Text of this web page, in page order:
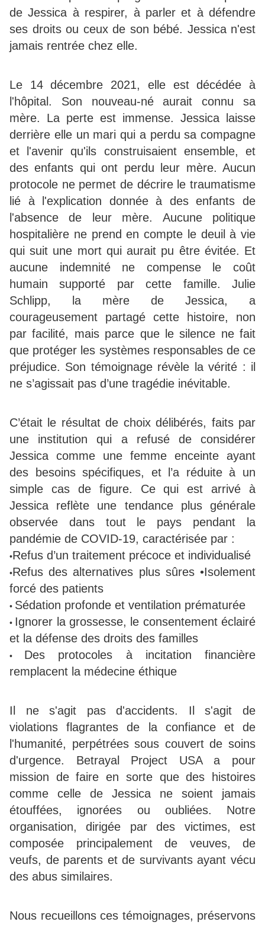
de Jessica à respirer, à parler et à défendre
ses droits ou ceux de son bébé. Jessica n'est
jamais rentrée chez elle.
Le 14 décembre 2021, elle est décédée à
l'hôpital. Son nouveau-né aurait connu sa
mère. La perte est immense. Jessica laisse
derrière elle un mari qui a perdu sa compagne
et l'avenir qu'ils construisaient ensemble, et
des enfants qui ont perdu leur mère. Aucun
protocole ne permet de décrire le traumatisme
lié à l'explication donnée à des enfants de
l'absence de leur mère. Aucune politique
hospitalière ne prend en compte le deuil à vie
qui suit une mort qui aurait pu être évitée. Et
aucune indemnité ne compense le coût
humain supporté par cette famille. Julie
Schlipp, la mère de Jessica, a
courageusement partagé cette histoire, non
par facilité, mais parce que le silence ne fait
que protéger les systèmes responsables de ce
préjudice. Son témoignage révèle la vérité : il
ne s’agissait pas d’une tragédie inévitable.
C’était le résultat de choix délibérés, faits par
une institution qui a refusé de considérer
Jessica comme une femme enceinte ayant
des besoins spécifiques, et l’a réduite à un
simple cas de figure. Ce qui est arrivé à
Jessica reflète une tendance plus générale
observée dans tout le pays pendant la
pandémie de COVID-19, caractérisée par :
•Refus d’un traitement précoce et individualisé
•Refus des alternatives plus sûres •Isolement
forcé des patients
• Sédation profonde et ventilation prématurée
• Ignorer la grossesse, le consentement éclairé
et la défense des droits des familles
• Des protocoles à incitation financière
remplacent la médecine éthique
Il ne s'agit pas d'accidents. Il s'agit de
violations flagrantes de la confiance et de
l'humanité, perpétrées sous couvert de soins
d'urgence. Betrayal Project USA a pour
mission de faire en sorte que des histoires
comme celle de Jessica ne soient jamais
étouffées, ignorées ou oubliées. Notre
organisation, dirigée par des victimes, est
composée principalement de veuves, de
veufs, de parents et de survivants ayant vécu
des abus similaires.
Nous recueillons ces témoignages, préservons